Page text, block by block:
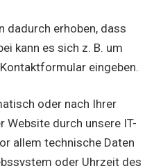
dadurch erhoben, dass
kann es sich z. B. um
eingeben.
oder nach Ihrer
Website durch unsere IT-
allem technische Daten
oder Uhrzeit des